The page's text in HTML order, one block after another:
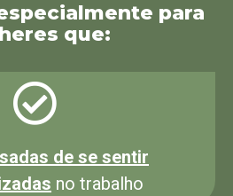
para
que:
de se sentir
no trabalho